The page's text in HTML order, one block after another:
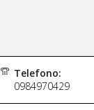
Telefono:
0984970429